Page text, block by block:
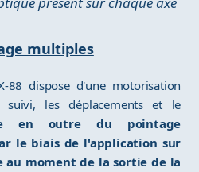
multiples
88 dispose d'une motorisation
les déplacements et le
en outre du pointage
le biais de l'application sur
au moment de la sortie de la